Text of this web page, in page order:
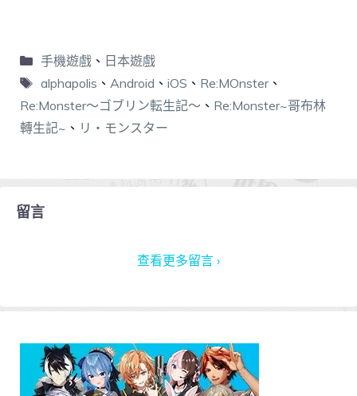
手機遊戲、 日本遊戲
alphapolis 、 Android 、 iOS 、 Re:MOnster、
Re:Monster〜ゴブリン転生記〜 、 Re:Monster~哥布林
轉生記~ 、 リ・モンスター
留言
查看更多留言 ›